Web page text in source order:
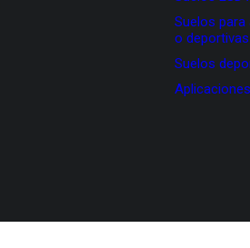
Suelos
o deportivas
Suelos